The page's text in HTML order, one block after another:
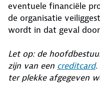
eventuele financiële
de organisatie
wordt in dat geval door
Let op: de
zijn van een creditcard.
ter plekke afgegeven